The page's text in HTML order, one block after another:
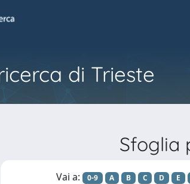
di Trieste
Sfoglia
Vai a: 0-9 A B C D E